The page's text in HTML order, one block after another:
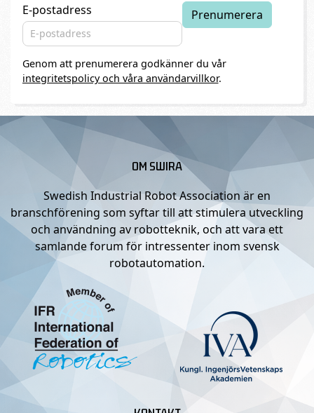
E-postadress
Genom att prenumerera godkänner du vår
integritetspolicy och våra användarvillkor.
OM SWIRA
Swedish Industrial Robot Association är en
branschförening som syftar till att stimulera utveckling
och användning av robotteknik, och att vara ett
samlande forum för intressenter inom svensk
robotautomation.